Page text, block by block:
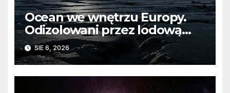
Ocean we wnętrzu Europy.
Odizolowani przez lodową
barierę
SIE 6, 2026